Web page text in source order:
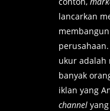
lancarkan
perusahaan.
ukur adalah
banyak
iklan yang
channel